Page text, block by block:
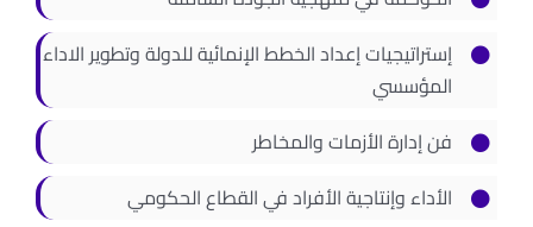
إستراتيجيات إعداد الخطط الإنمائية للدولة وتطوير الاداء
المؤسسي
فن إدارة الأزمات والمخاطر
الأداء وإنتاجية الأفراد في القطاع الحكومي